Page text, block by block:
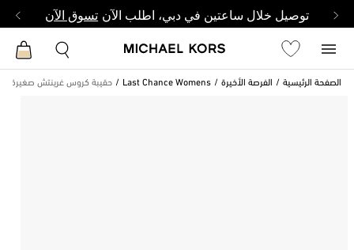
توصيل خلال ساعتين في دبي، اطلب الآن تسوق الآن
الصفحة الرئيسية الفرصة الأخيرة Last Chance Womens حقيبة كروس غرينتش صغيرة من